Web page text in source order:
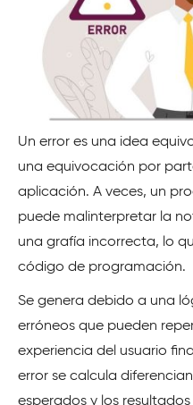
Un error es una idea
una equivocación por
aplicación. A veces, un
puede malinterpretar la
una grafía incorrecta, lo
código de programación.
Se genera debido a una
erróneos que pueden
experiencia del usuario
error se calcula
esperados y los